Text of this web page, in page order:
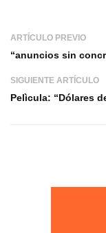
ARTÍCULO PREVIO
“anuncios sin
SIGUIENTE ARTÍCULO
Pelìcula: “Dólares